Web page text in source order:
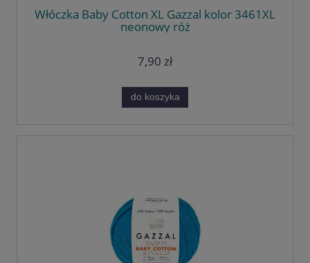
Włóczka Baby Cotton XL Gazzal kolor 3461XL
neonowy róż
7,90 zł
do koszyka